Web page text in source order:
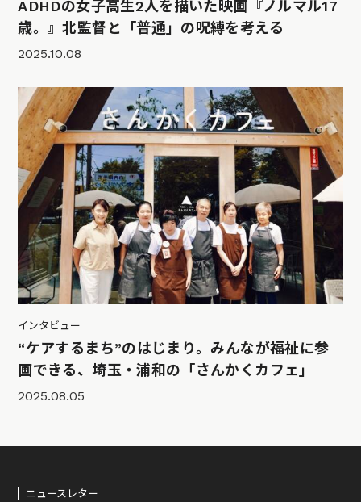
ADHDの女子高生2人を描いた映画『ノルマル17
歳。』北監督と「普通」の呪縛を考える
2025.10.08
インタビュー
“ケアするまち”のはじまり。みんなが福祉に参
画できる、埼玉・浦和の「さんかくカフェ」
2025.08.05
ニュースレター